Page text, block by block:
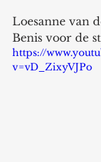
Loesanne van
Benis voor de
https://
v=vD_ZixyVJPo